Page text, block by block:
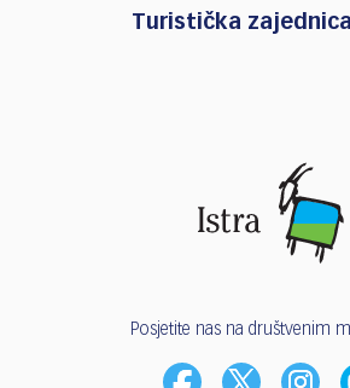
Turistička
Posjetite nas na društvenim